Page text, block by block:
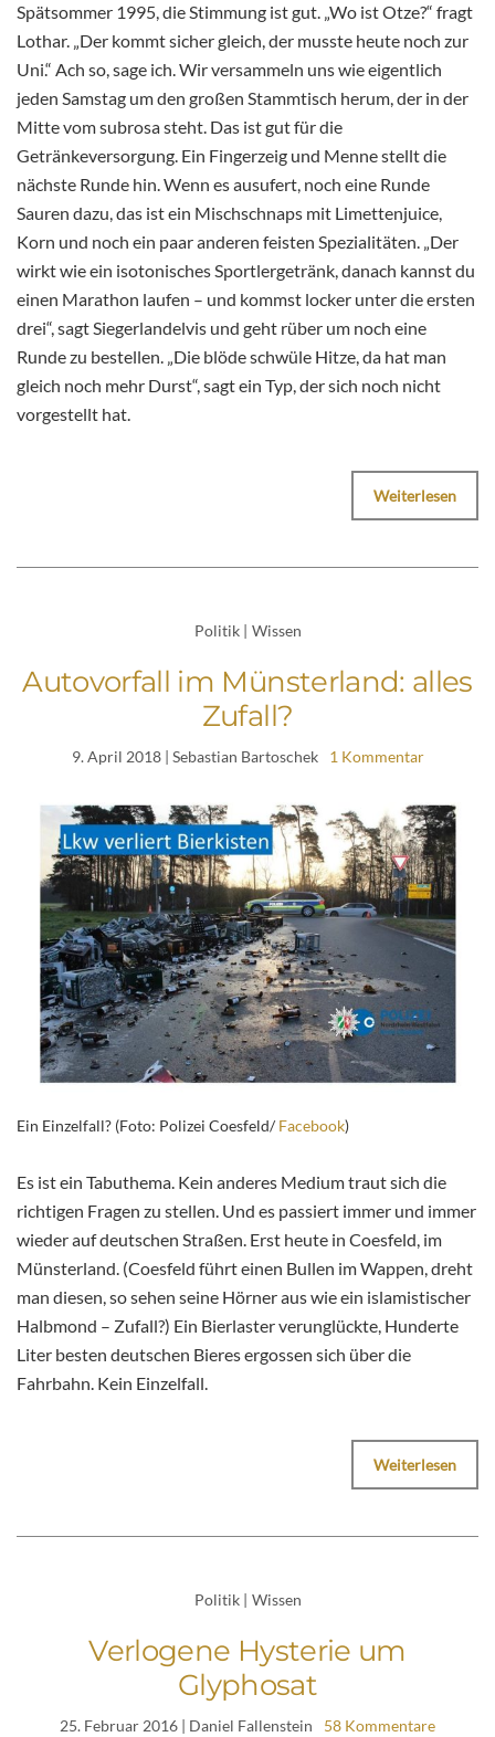
Spätsommer 1995, die Stimmung ist gut. „Wo ist Otze?“ fragt
Lothar. „Der kommt sicher gleich, der musste heute noch zur
Uni.“ Ach so, sage ich. Wir versammeln uns wie eigentlich
jeden Samstag um den großen Stammtisch herum, der in der
Mitte vom subrosa steht. Das ist gut für die
Getränkeversorgung. Ein Fingerzeig und Menne stellt die
nächste Runde hin. Wenn es ausufert, noch eine Runde
Sauren dazu, das ist ein Mischschnaps mit Limettenjuice,
Korn und noch ein paar anderen feisten Spezialitäten. „Der
wirkt wie ein isotonisches Sportlergetränk, danach kannst du
einen Marathon laufen – und kommst locker unter die ersten
drei“, sagt Siegerlandelvis und geht rüber um noch eine
Runde zu bestellen. „Die blöde schwüle Hitze, da hat man
gleich noch mehr Durst“, sagt ein Typ, der sich noch nicht
vorgestellt hat.
Weiterlesen
Politik | Wissen
Autovorfall im Münsterland: alles
Zufall?
9. April 2018| Sebastian Bartoschek 1 Kommentar
Ein Einzelfall? (Foto: Polizei Coesfeld/Facebook)
Es ist ein Tabuthema. Kein anderes Medium traut sich die
richtigen Fragen zu stellen. Und es passiert immer und immer
wieder auf deutschen Straßen. Erst heute in Coesfeld, im
Münsterland. (Coesfeld führt einen Bullen im Wappen, dreht
man diesen, so sehen seine Hörner aus wie ein islamistischer
Halbmond – Zufall?) Ein Bierlaster verunglückte, Hunderte
Liter besten deutschen Bieres ergossen sich über die
Fahrbahn. Kein Einzelfall.
Weiterlesen
Politik | Wissen
Verlogene Hysterie um
Glyphosat
25. Februar 2016 | Daniel Fallenstein 58 Kommentare